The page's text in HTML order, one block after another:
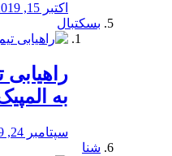
اکتبر 15, 2019
بسکتبال
راهیابی
به
سپتامبر 24, 2019
شنا